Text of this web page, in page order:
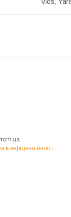
Vios,
конфіденційності